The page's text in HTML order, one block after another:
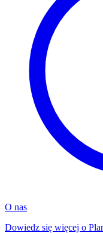
O nas
Dowiedz się więcej o